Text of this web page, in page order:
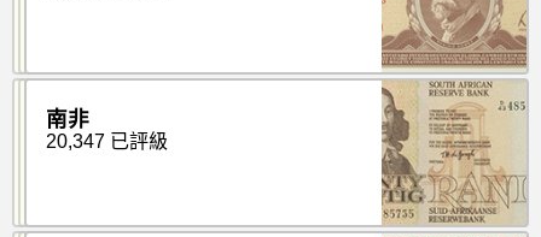
南非
20,347 已評級